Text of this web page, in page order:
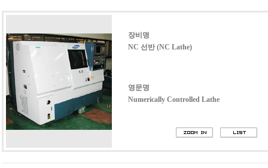
장비명
NC 선반 (NC Lathe)
영문명
Numerically Controlled Lathe